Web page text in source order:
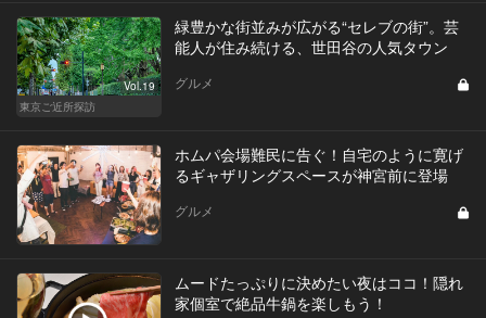
Vol.19
東京ご近所探訪
緑豊かな街並みが広がる“セレブの街”。芸
能人が住み続ける、世田谷の人気タウン
グルメ
ホムパ会場難民に告ぐ！自宅のように寛げ
るギャザリングスペースが神宮前に登場
グルメ
ムードたっぷりに決めたい夜はココ！隠れ
家個室で絶品牛鍋を楽しもう！